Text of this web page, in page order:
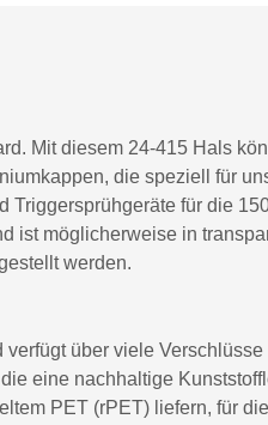
Mit diesem 24-415 Hals
die speziell für
für die
ist möglicherweise in
werden.
über viele
eine nachhaltige
PET (rPET) liefern, für